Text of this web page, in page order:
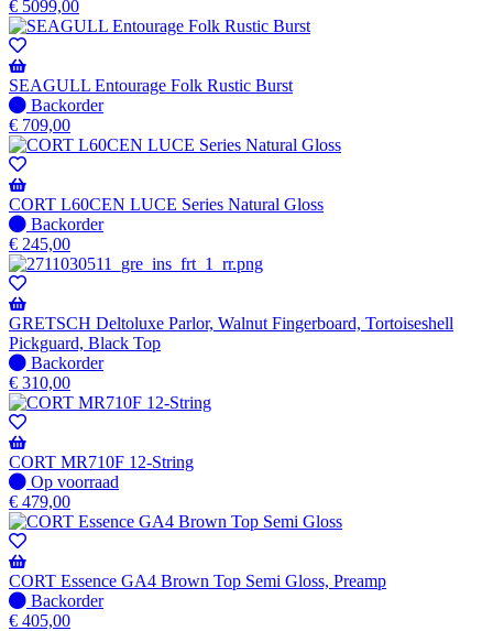
op
voorraad
-
Wordt
verzonden
wanneer
beschikbaar
€ 5099,00
SEAGULL Entourage Folk Rustic Burst
Niet
op
voorraad
-
Wordt
verzonden
wanneer
beschikbaar
Backorder
€ 709,00
CORT L60CEN LUCE Series Natural Gloss
Niet
op
voorraad
-
Wordt
verzonden
wanneer
beschikbaar
Backorder
€ 245,00
GRETSCH Deltoluxe Parlor, Walnut Fingerboard, Tortoiseshell
Pickguard, Black Top
Niet
op
voorraad
-
Wordt
verzonden
wanneer
beschikbaar
Backorder
€ 310,00
CORT MR710F 12-String
Op
voorraad
Op voorraad
€ 479,00
CORT Essence GA4 Brown Top Semi Gloss, Preamp
Niet
op
Backorder
€ 405,00